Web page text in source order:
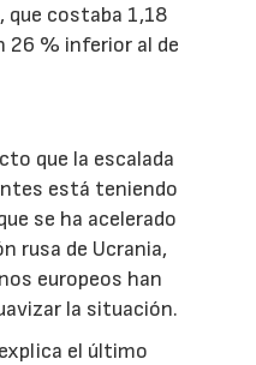
que costaba 1,18
26 % inferior al de
que la escalada
está teniendo
se ha acelerado
rusa de Ucrania,
europeos han
la situación.
el último